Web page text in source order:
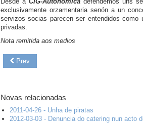
exclusivamente orzamentaria senóna un
servizos socias parecen ser entendidos
privadas.
Nota remitida aos medios
Prev
Novas relacionadas
2011-04-26 - Unha de piratas
2012-03-03 - Denuncia do catering nun acto